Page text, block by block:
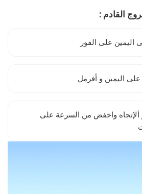
اليمين على الفور
اليمين و أفرمل
واخفض من السرعة على